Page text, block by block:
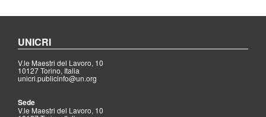
UNICRI
V.le Maestri del Lavoro, 10
10127 Torino, Italia
unicri.publicinfo@un.org
Sede
V.le Maestri del Lavoro, 10